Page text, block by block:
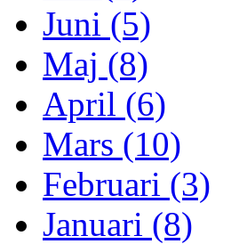
Juni (5)
Maj (8)
April (6)
Mars (10)
Februari (3)
Januari (8)